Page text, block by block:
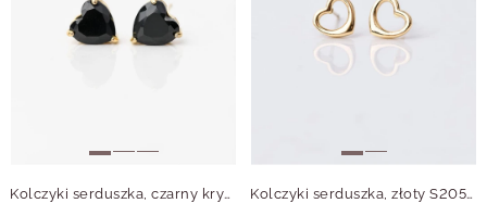
Kolczyki serduszka, czarny kryształek, złoty S206624Z01 Kolczyki serduszka, złoty S205918Z00